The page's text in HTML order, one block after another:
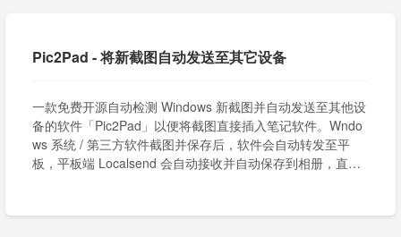
Pic2Pad - 将新截图自动发送至其它设备
一款免费开源自动检测 Windows 新截图并自动发送至其他设
备的软件「Pic2Pad」以便将截图直接插入笔记软件。Wndo
ws 系统 / 第三方软件截图并保存后，软件会自动转发至平
板，平板端 Localsend 会自动接收并自动保存到相册，直接